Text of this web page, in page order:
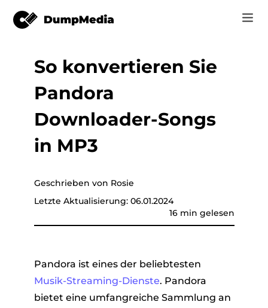
Musik
Video
Online-Tools
Spotify zu mp3
Suno zu MP3
Unterstützung
Anmelden
Jetzt registrieren
So konvertieren Sie
Pandora
Downloader-Songs
in MP3
Geschrieben von Rosie
Letzte Aktualisierung: 06.01.2024
16 min gelesen
Pandora ist eines der beliebtesten
Musik-Streaming-Dienste. Pandora
bietet eine umfangreiche Sammlung an